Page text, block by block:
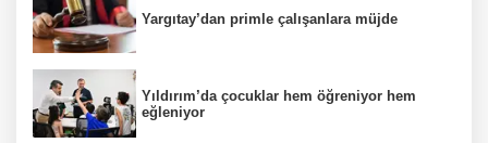
Yargıtay’dan primle çalışanlara müjde
Yıldırım’da çocuklar hem öğreniyor hem
eğleniyor